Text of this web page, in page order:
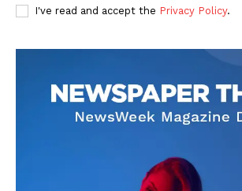
I've read and accept the Privacy Policy.